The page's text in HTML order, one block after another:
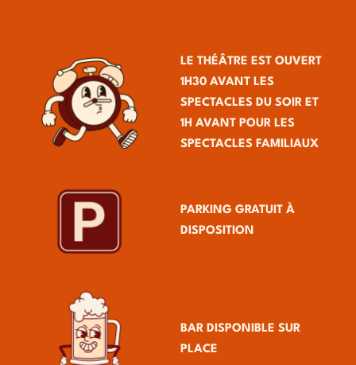
LE THÉÂTRE EST OUVERT
1H30 AVANT LES
SPECTACLES DU SOIR ET
1H AVANT POUR LES
SPECTACLES FAMILIAUX
PARKING GRATUIT À
DISPOSITION
BAR DISPONIBLE SUR
PLACE